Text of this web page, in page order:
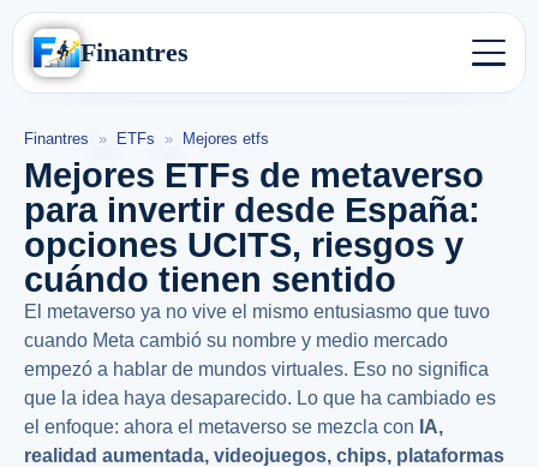
Finantres
Finantres » ETFs » Mejores etfs
Mejores ETFs de metaverso
para invertir desde España:
opciones UCITS, riesgos y
cuándo tienen sentido
El metaverso ya no vive el mismo entusiasmo que tuvo
cuando Meta cambió su nombre y medio mercado
empezó a hablar de mundos virtuales. Eso no significa
que la idea haya desaparecido. Lo que ha cambiado es
el enfoque: ahora el metaverso se mezcla con IA,
realidad aumentada, videojuegos, chips, plataformas